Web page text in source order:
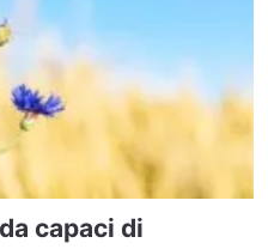
capaci di